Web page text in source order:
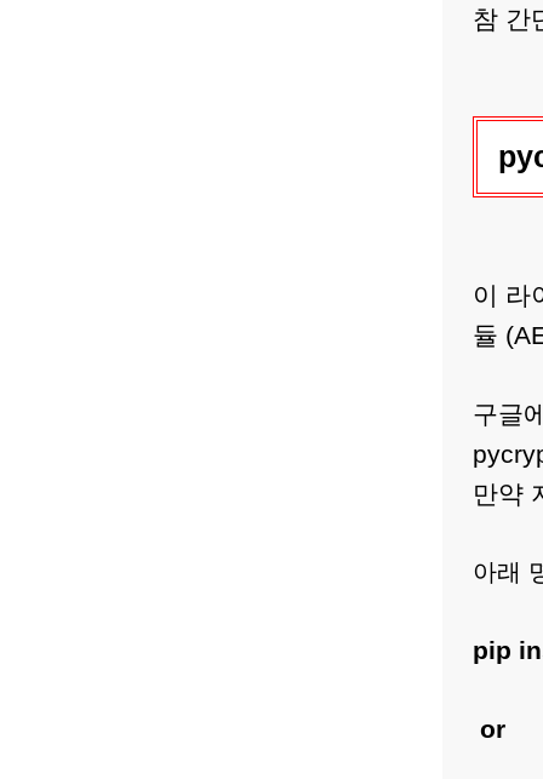
참 간
이 라
듈
구글
만약
아래
pip
or